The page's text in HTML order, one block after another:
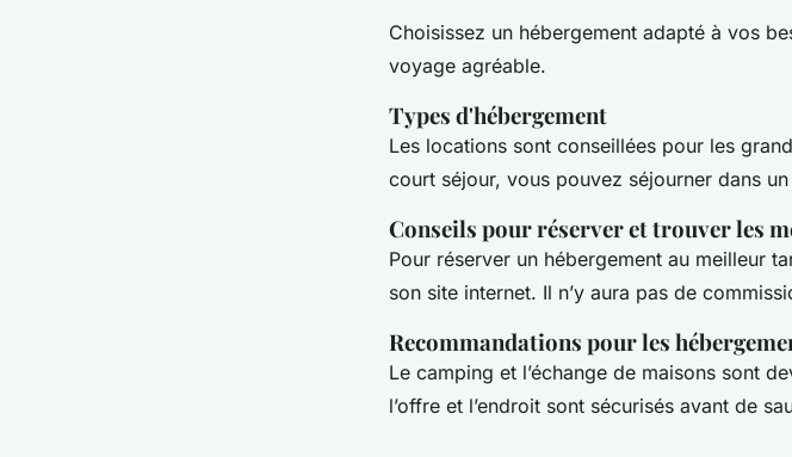
Choisissez un hébergement adapté à vos
voyage agréable.
Types d'hébergement
Les locations sont conseillées pour les
court séjour, vous pouvez séjourner dans
Conseils pour réserver et trouver les
Pour réserver un hébergement au meilleur
son site internet. Il n’y aura pas de
Recommandations pour les
Le camping et l’échange de maisons sont
l’offre et l’endroit sont sécurisés avant de